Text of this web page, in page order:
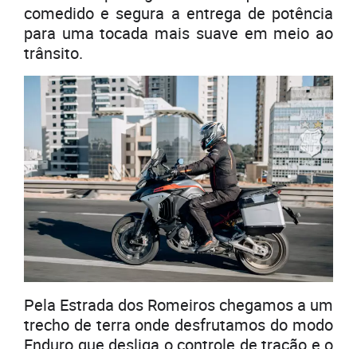
comedido e segura a entrega de potência
para uma tocada mais suave em meio ao
trânsito.
Pela Estrada dos Romeiros chegamos a um
trecho de terra onde desfrutamos do modo
Enduro que desliga o controle de tração e o